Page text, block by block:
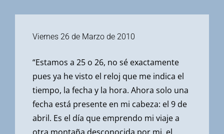
Viernes 26 de Marzo de 2010
“Estamos a 25 o 26, no sé exactamente
pues ya he visto el reloj que me indica el
tiempo, la fecha y la hora. Ahora solo una
fecha está presente en mi cabeza: el 9 de
abril. Es el día que emprendo mi viaje a